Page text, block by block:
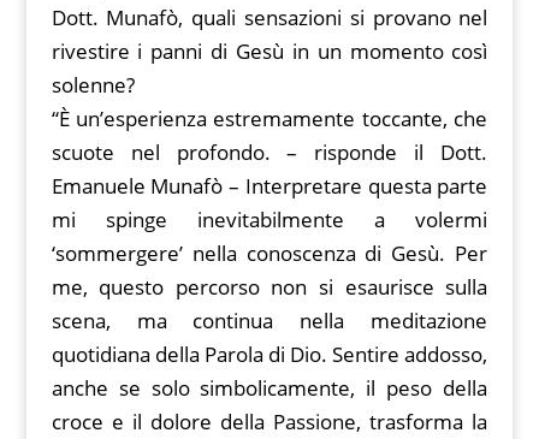
Dott. Munafò, quali sensazioni si provano nel
rivestire i panni di Gesù in un momento così
solenne?
“È un’esperienza estremamente toccante, che
scuote nel profondo. – risponde il Dott.
Emanuele Munafò – Interpretare questa parte
mi spinge inevitabilmente a volermi
‘sommergere’ nella conoscenza di Gesù. Per
me, questo percorso non si esaurisce sulla
scena, ma continua nella meditazione
quotidiana della Parola di Dio. Sentire addosso,
anche se solo simbolicamente, il peso della
croce e il dolore della Passione, trasforma la